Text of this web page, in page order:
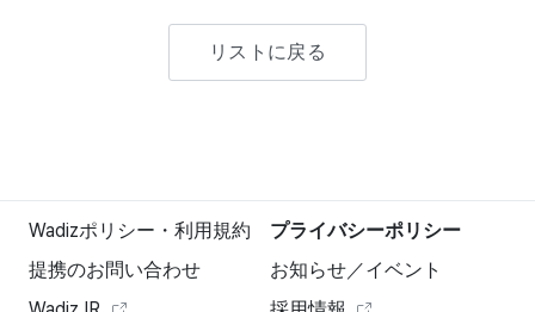
リストに戻る
Wadizポリシー・利用規約
プライバシーポリシー
提携のお問い合わせ
お知らせ／イベント